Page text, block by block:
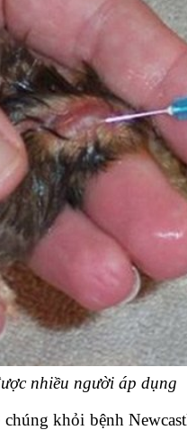
nhiều người áp dụng
khỏi bệnh